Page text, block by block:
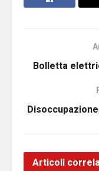
Bolletta
Articoli